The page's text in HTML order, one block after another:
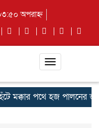
অপরাহ্ন
Toggle
মক্কার পথে হজ পালনের